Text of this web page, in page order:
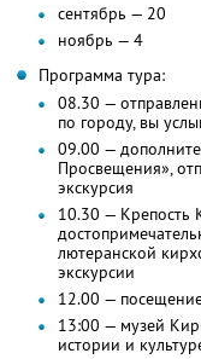
сентябрь — 20
ноябрь — 4
Программа тура:
08.30 —
по городу, вы
09.00 —
Просвещения»,
экскурсия
10.30 — Крепость
лютеранской
экскурсии
12.00 —
13:00 — музей
истории и